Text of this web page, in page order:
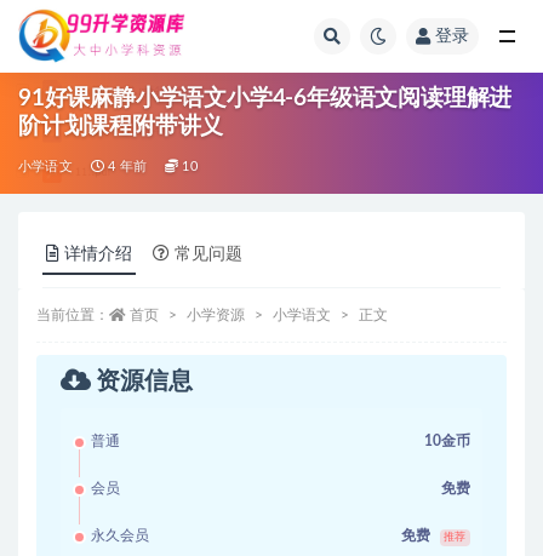
登录
91好课麻静小学语文小学4-6年级语文阅读理解进
阶计划课程附带讲义
小学语文 4 年前 10
详情介绍 常见问题
当前位置： 首页 小学资源 小学语文 正文
资源信息
普通 10金币
会员 免费
永久会员 免费 推荐